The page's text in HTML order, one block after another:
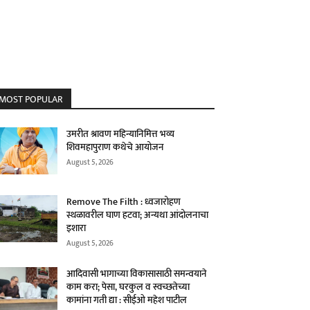
POPULAR
उमरीत श्रावण महिन्यानिमित्त भव्य
शिवमहापुराण कथेचे आयोजन
August 5, 2026
Remove The Filth : ध्वजारोहण
स्थळावरील घाण हटवा; अन्यथा आंदोलनाचा
इशारा
August 5, 2026
आदिवासी भागाच्या विकासासाठी समन्वयाने
काम करा; पेसा, घरकुल व स्वच्छतेच्या
कामांना गती द्या : सीईओ महेश पाटील